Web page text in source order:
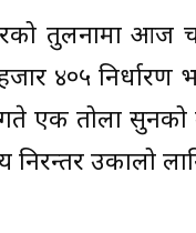
तुलनामा आज
४०५ निर्धारण
एक तोला
उकालो